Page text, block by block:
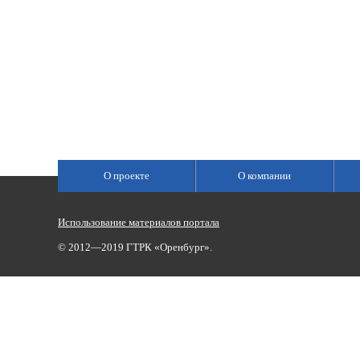
О проекте О компании
Использование материалов портала
© 2012—2019 ГТРК «Оренбург».
Сетевое издание «Государственный Интернет-Канал «Россия»